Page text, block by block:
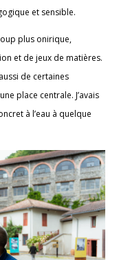
et sensible.
plus onirique,
et de jeux de matières.
de certaines
place centrale. J’avais
à l’eau à quelque